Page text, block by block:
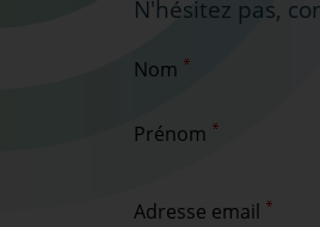
N'hésitez pas,
Nom
Prénom
Adresse email